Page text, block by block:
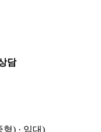
담
) · 임대)